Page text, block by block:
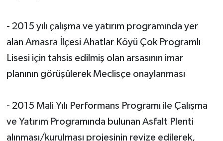
- 2015 yılı çalışma ve yatırım programında yer
alan Amasra İlçesi Ahatlar Köyü Çok Programlı
Lisesi için tahsis edilmiş olan arsasının imar
planının görüşülerek Meclisçe onaylanması
- 2015 Mali Yılı Performans Programı ile Çalışma
ve Yatırım Programında bulunan Asfalt Plenti
alınması/kurulması projesinin revize edilerek,